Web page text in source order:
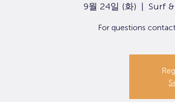
9월 24일 (화)
  |
Surf
For questions